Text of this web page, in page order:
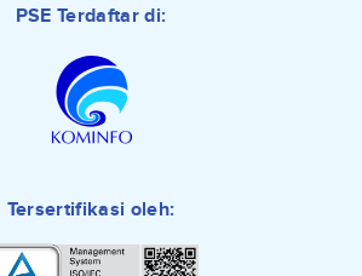
PSE Terdaftar di:
Tersertifikasi oleh: